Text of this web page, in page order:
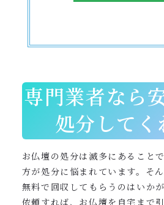
専門業者なら
処分してく
お仏壇の処分は滅多にあること
方が処分に悩まれています。そ
無料で回収してもらうのはいか
依頼すれば、お仏壇を自宅まで